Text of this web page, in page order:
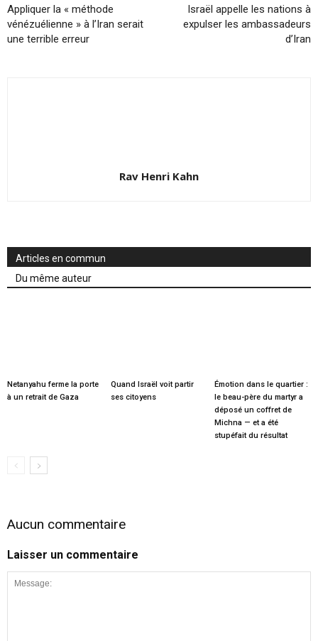
Appliquer la « méthode
vénézuélienne » à l’Iran serait
une terrible erreur
Israël appelle les nations à
expulser les ambassadeurs
d’Iran
Rav Henri Kahn
Articles en commun
Du même auteur
Netanyahu ferme la porte
à un retrait de Gaza
Quand Israël voit partir
ses citoyens
Émotion dans le quartier :
le beau-père du martyr a
déposé un coffret de
Michna — et a été
stupéfait du résultat
Aucun commentaire
Laisser un commentaire